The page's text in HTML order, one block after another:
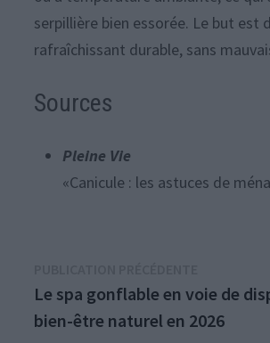
serpillière bien essorée. Le but est
rafraîchissant durable, sans
Sources
Pleine Vie
«Canicule : les astuces de
de
Le spa gonflable en voie de
bien-être naturel en 2026